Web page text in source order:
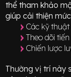
thể tham khảo
giúp cải thiện
Các kỹ
Theo dõi
Chiến lược
Thường vị trí này